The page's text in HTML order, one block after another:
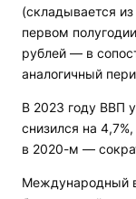
(складывается
первом полугодии
рублей — в
аналогичный
В 2023 году ВВП
снизился на
в 2020-м —
Международный